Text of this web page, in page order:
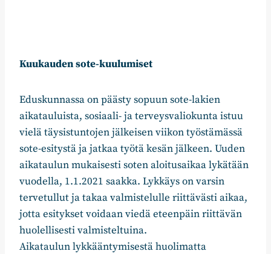
Kuukauden sote-kuulumiset
Eduskunnassa on päästy sopuun sote-lakien
aikatauluista, sosiaali- ja terveysvaliokunta istuu
vielä täysistuntojen jälkeisen viikon työstämässä
sote-esitystä ja jatkaa työtä kesän jälkeen. Uuden
aikataulun mukaisesti soten aloitusaikaa lykätään
vuodella, 1.1.2021 saakka. Lykkäys on varsin
tervetullut ja takaa valmistelulle riittävästi aikaa,
jotta esitykset voidaan viedä eteenpäin riittävän
huolellisesti valmisteltuina.
Aikataulun lykkääntymisestä huolimatta